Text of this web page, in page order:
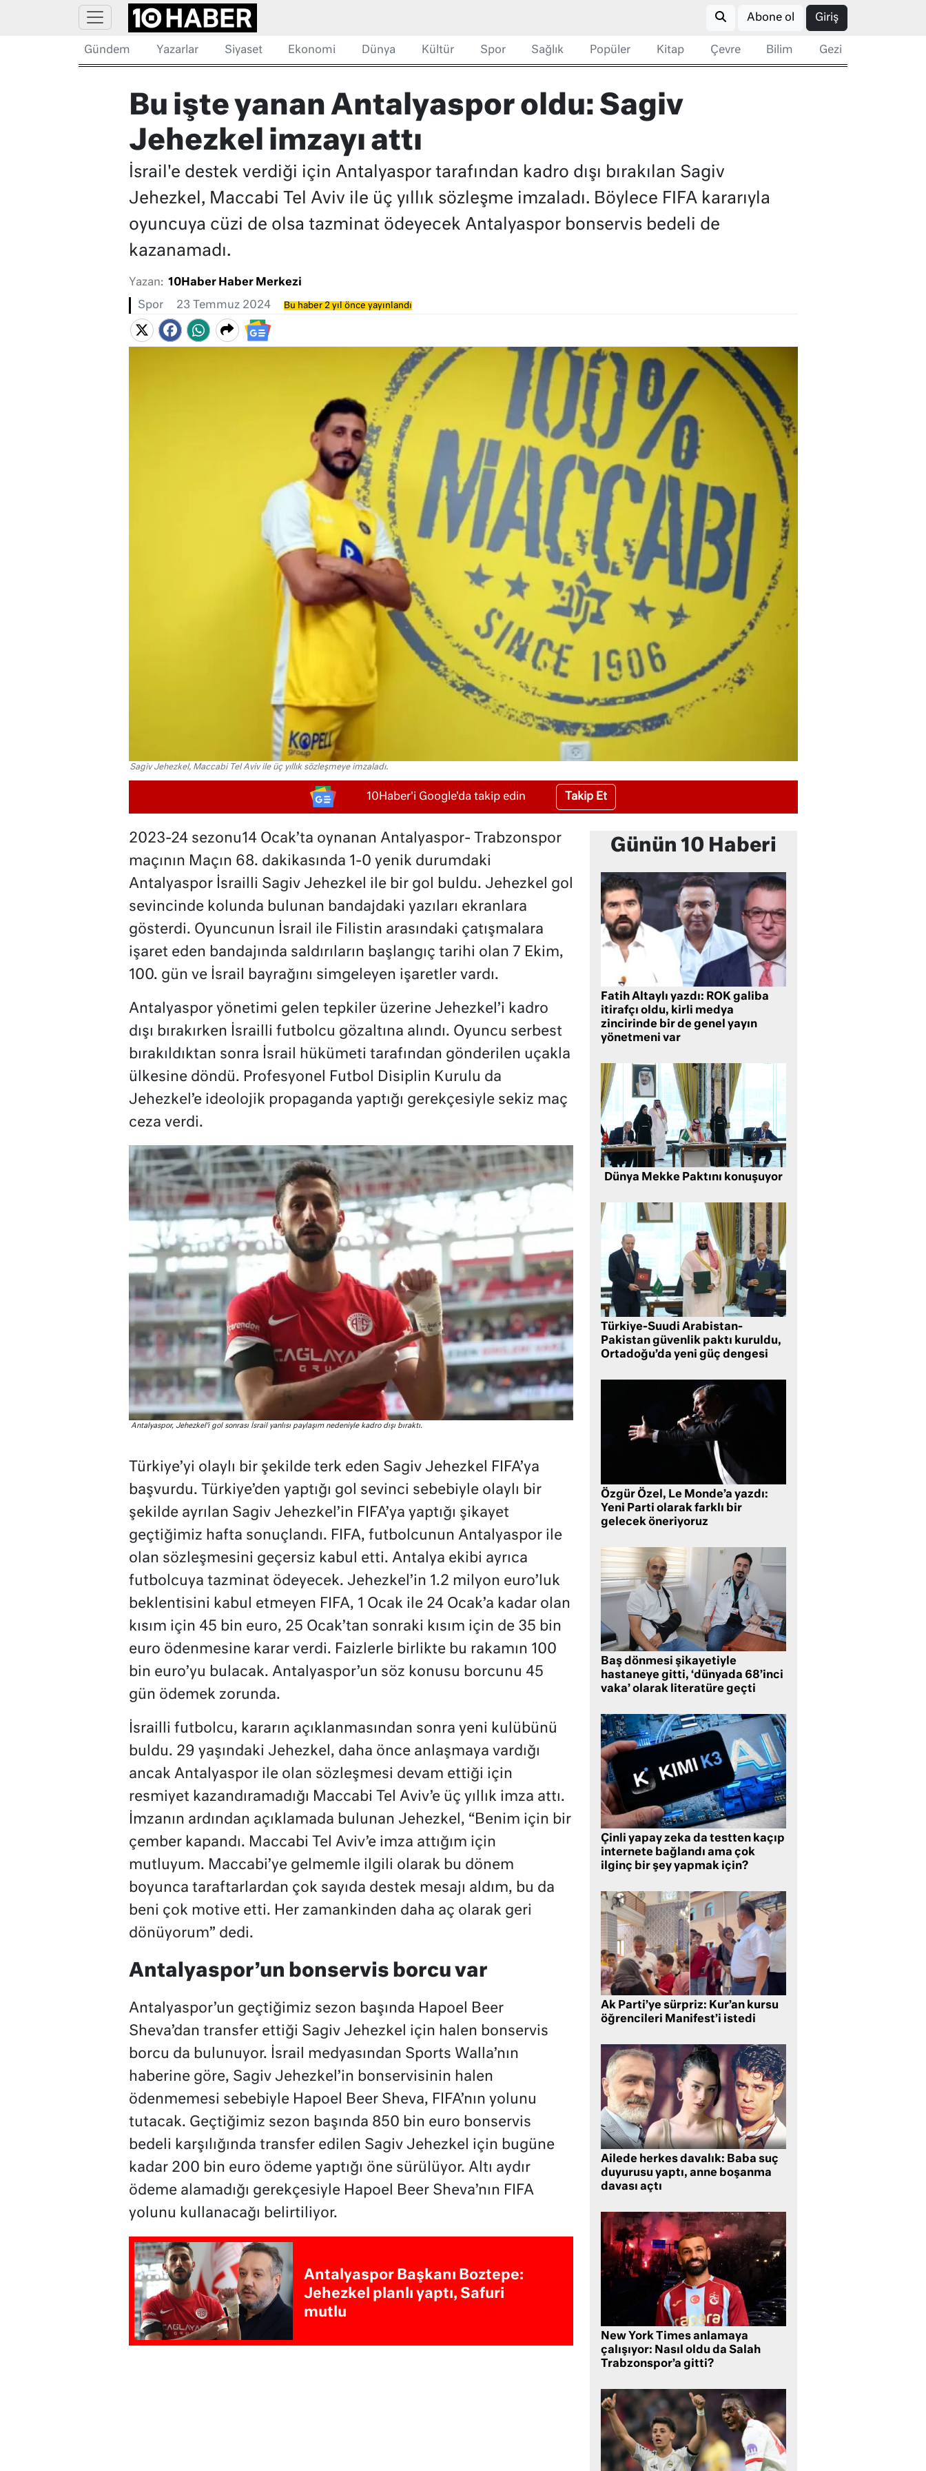
Abone ol Giriş
Gündem Yazarlar Siyaset Ekonomi Dünya Kültür Spor Sağlık Popüler Kitap Çevre Bilim Gezi
Bu işte yanan Antalyaspor oldu: Sagiv
Jehezkel imzayı attı
İsrail'e destek verdiği için Antalyaspor tarafından kadro dışı bırakılan Sagiv
Jehezkel, Maccabi Tel Aviv ile üç yıllık sözleşme imzaladı. Böylece FIFA kararıyla
oyuncuya cüzi de olsa tazminat ödeyecek Antalyaspor bonservis bedeli de
kazanamadı.
Yazan: 10Haber Haber Merkezi
Spor 23 Temmuz 2024 Bu haber 2 yıl önce yayınlandı
Sagiv Jehezkel, Maccabi Tel Aviv ile üç yıllık sözleşmeye imzaladı.
10Haber'i Google'da takip edin Takip Et
2023-24 sezonu14 Ocak’ta oynanan Antalyaspor- Trabzonspor
maçının Maçın 68. dakikasında 1-0 yenik durumdaki
Antalyaspor İsrailli Sagiv Jehezkel ile bir gol buldu. Jehezkel gol
sevincinde kolunda bulunan bandajdaki yazıları ekranlara
gösterdi. Oyuncunun İsrail ile Filistin arasındaki çatışmalara
işaret eden bandajında saldırıların başlangıç tarihi olan 7 Ekim,
100. gün ve İsrail bayrağını simgeleyen işaretler vardı.
Antalyaspor yönetimi gelen tepkiler üzerine Jehezkel’i kadro
dışı bırakırken İsrailli futbolcu gözaltına alındı. Oyuncu serbest
bırakıldıktan sonra İsrail hükümeti tarafından gönderilen uçakla
ülkesine döndü. Profesyonel Futbol Disiplin Kurulu da
Jehezkel’e ideolojik propaganda yaptığı gerekçesiyle sekiz maç
ceza verdi.
Antalyaspor, Jehezkel’i gol sonrası İsrail yanlısı paylaşım nedeniyle kadro dışı bıraktı.
Türkiye’yi olaylı bir şekilde terk eden Sagiv Jehezkel FIFA’ya
başvurdu. Türkiye’den yaptığı gol sevinci sebebiyle olaylı bir
şekilde ayrılan Sagiv Jehezkel’in FIFA’ya yaptığı şikayet
geçtiğimiz hafta sonuçlandı. FIFA, futbolcunun Antalyaspor ile
olan sözleşmesini geçersiz kabul etti. Antalya ekibi ayrıca
futbolcuya tazminat ödeyecek. Jehezkel’in 1.2 milyon euro’luk
beklentisini kabul etmeyen FIFA, 1 Ocak ile 24 Ocak’a kadar olan
kısım için 45 bin euro, 25 Ocak’tan sonraki kısım için de 35 bin
euro ödenmesine karar verdi. Faizlerle birlikte bu rakamın 100
bin euro’yu bulacak. Antalyaspor’un söz konusu borcunu 45
gün ödemek zorunda.
İsrailli futbolcu, kararın açıklanmasından sonra yeni kulübünü
buldu. 29 yaşındaki Jehezkel, daha önce anlaşmaya vardığı
ancak Antalyaspor ile olan sözleşmesi devam ettiği için
resmiyet kazandıramadığı Maccabi Tel Aviv’e üç yıllık imza attı.
İmzanın ardından açıklamada bulunan Jehezkel, “Benim için bir
çember kapandı. Maccabi Tel Aviv’e imza attığım için
mutluyum. Maccabi’ye gelmemle ilgili olarak bu dönem
boyunca taraftarlardan çok sayıda destek mesajı aldım, bu da
beni çok motive etti. Her zamankinden daha aç olarak geri
dönüyorum” dedi.
Antalyaspor’un bonservis borcu var
Antalyaspor’un geçtiğimiz sezon başında Hapoel Beer
Sheva’dan transfer ettiği Sagiv Jehezkel için halen bonservis
borcu da bulunuyor. İsrail medyasından Sports Walla’nın
haberine göre, Sagiv Jehezkel’in bonservisinin halen
ödenmemesi sebebiyle Hapoel Beer Sheva, FIFA’nın yolunu
tutacak. Geçtiğimiz sezon başında 850 bin euro bonservis
bedeli karşılığında transfer edilen Sagiv Jehezkel için bugüne
kadar 200 bin euro ödeme yaptığı öne sürülüyor. Altı aydır
ödeme alamadığı gerekçesiyle Hapoel Beer Sheva’nın FIFA
yolunu kullanacağı belirtiliyor.
Antalyaspor Başkanı Boztepe:
Jehezkel planlı yaptı, Safuri
mutlu
Günün 10 Haberi
Fatih Altaylı yazdı: ROK galiba
itirafçı oldu, kirli medya
zincirinde bir de genel yayın
yönetmeni var
Dünya Mekke Paktını konuşuyor
Türkiye-Suudi Arabistan-
Pakistan güvenlik paktı kuruldu,
Ortadoğu’da yeni güç dengesi
Özgür Özel, Le Monde’a yazdı:
Yeni Parti olarak farklı bir
gelecek öneriyoruz
Baş dönmesi şikayetiyle
hastaneye gitti, ‘dünyada 68’inci
vaka’ olarak literatüre geçti
Çinli yapay zeka da testten kaçıp
internete bağlandı ama çok
ilginç bir şey yapmak için?
Ak Parti’ye sürpriz: Kur’an kursu
öğrencileri Manifest’i istedi
Ailede herkes davalık: Baba suç
duyurusu yaptı, anne boşanma
davası açtı
New York Times anlamaya
çalışıyor: Nasıl oldu da Salah
Trabzonspor’a gitti?